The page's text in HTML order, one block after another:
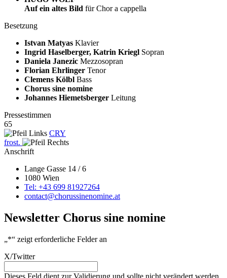
Auf ein altes Bild für Chor a cappella
Besetzung
Istvan Matyas Klavier
Ingrid Haselberger, Katrin Kriegl Sopran
Daniela Janezic Mezzosopran
Florian Ehrlinger Tenor
Clemens Kölbl Bass
Chorus sine nomine
Johannes Hiemetsberger Leitung
Pressestimmen
65
CRY
frost.
Anschrift
Lange Gasse 14 / 6
1080 Wien
Tel: +43 699 81927264
contact@chorussinenomine.at
Newsletter Chorus sine nomine
„*“ zeigt erforderliche Felder an
X/Twitter
Dieses Feld dient zur Validierung und sollte nicht verändert werden.